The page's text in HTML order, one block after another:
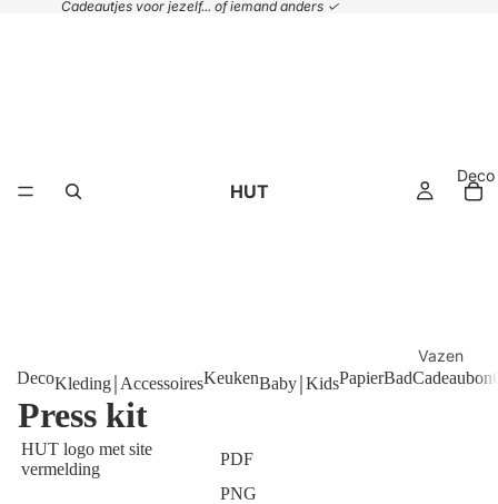
Cadeautjes voor jezelf... of iemand anders ✓
HUT
Deco
Vazen
Plaids &
DecoKleding￨AccessoiresKeukenBaby￨KidsPapierBadCadeaubon
Press kit
HUT logo met site
vermelding
PDF
PNG